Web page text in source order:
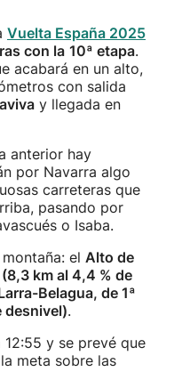
Vuelta España 2025
con la 10ª etapa.
acabará en un alto,
con salida
y llegada en
anterior hay
por Navarra algo
carreteras que
pasando por
o Isaba.
el Alto de
km al 4,4 % de
Belagua, de 1ª
desnivel).
y se prevé que
meta sobre las